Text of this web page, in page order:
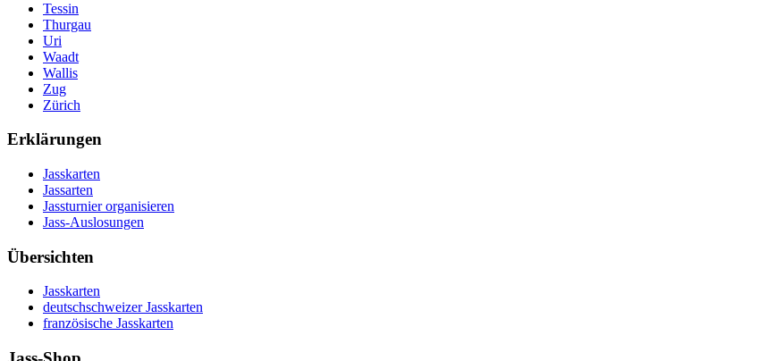
Tessin
Thurgau
Uri
Waadt
Wallis
Zug
Zürich
Erklärungen
Jasskarten
Jassarten
Jassturnier organisieren
Jass-Auslosungen
Übersichten
Jasskarten
deutschschweizer Jasskarten
französische Jasskarten